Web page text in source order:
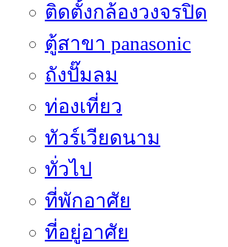
ติดตั้งกล้องวงจรปิด
ตู้สาขา panasonic
ถังปั๊มลม
ท่องเที่ยว
ทัวร์เวียดนาม
ทั่วไป
ที่พักอาศัย
ที่อยู่อาศัย